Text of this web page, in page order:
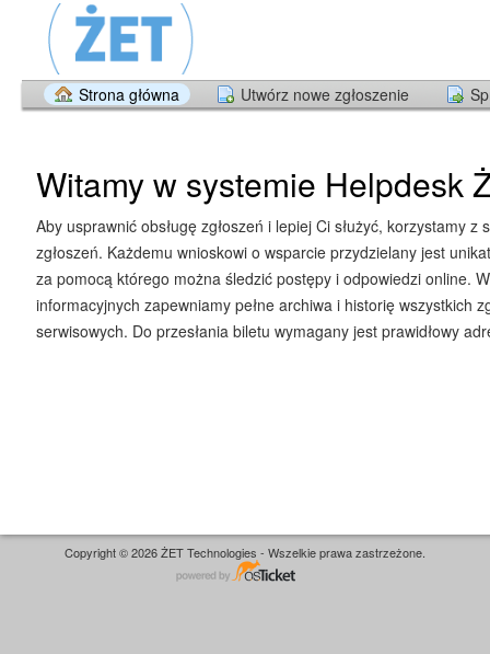
Strona główna Utwórz nowe zgłoszenie
Witamy w systemie Helpdesk
Aby usprawnić obsługę zgłoszeń i lepiej Ci służyć, korzystamy z
zgłoszeń. Każdemu wnioskowi o wsparcie przydzielany jest
za pomocą którego można śledzić postępy i odpowiedzi online.
informacyjnych zapewniamy pełne archiwa i historię wszystkich
serwisowych. Do przesłania biletu wymagany jest prawidłowy
Copyright © 2026 ŻET Technologies - Wszelkie prawa zastrzeżone.